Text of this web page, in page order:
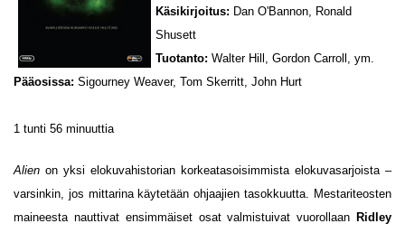
Käsikirjoitus: Dan O'Bannon, Ronald
Shusett
Tuotanto: Walter Hill, Gordon Carroll, ym.
Pääosissa: Sigourney Weaver, Tom Skerritt, John Hurt
1 tunti 56 minuuttia
Alien on yksi elokuvahistorian korkeatasoisimmista elokuvasarjoista –
varsinkin, jos mittarina käytetään ohjaajien tasokkuutta. Mestariteosten
maineesta nauttivat ensimmäiset osat valmistuivat vuorollaan Ridley